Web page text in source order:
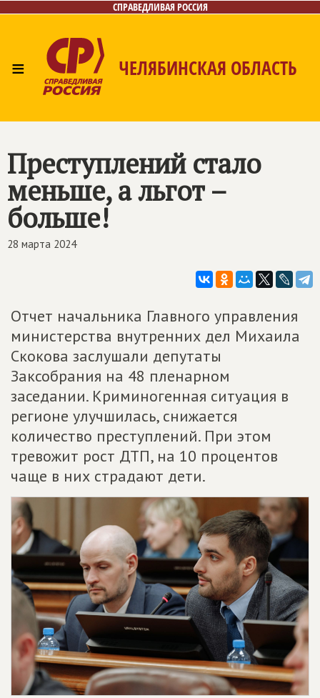
СПРАВЕДЛИВАЯ РОССИЯ
≡ ЧЕЛЯБИНСКАЯ ОБЛАСТЬ
Контакты
Преступлений стало
меньше, а льгот –
больше!
28 марта 2024
Отчет начальника Главного управления
министерства внутренних дел Михаила
Скокова заслушали депутаты
Заксобрания на 48 пленарном
заседании. Криминогенная ситуация в
регионе улучшилась, снижается
количество преступлений. При этом
тревожит рост ДТП, на 10 процентов
чаще в них страдают дети.